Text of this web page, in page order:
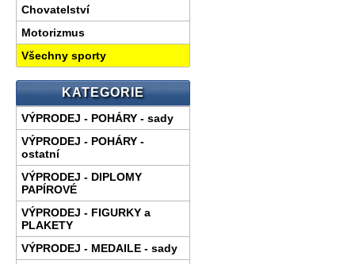
Chovatelství
Motorizmus
Všechny sporty
KATEGORIE
VÝPRODEJ - POHÁRY - sady
VÝPRODEJ - POHÁRY -
ostatní
VÝPRODEJ - DIPLOMY
PAPÍROVÉ
VÝPRODEJ - FIGURKY a
PLAKETY
VÝPRODEJ - MEDAILE - sady